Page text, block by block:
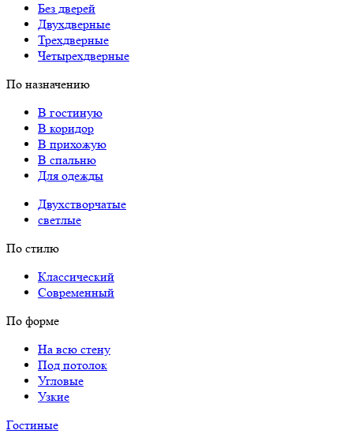
Без дверей
Двухдверные
Трехдверные
Четырехдверные
По назначению
В гостиную
В коридор
В прихожую
В спальню
Для одежды
Двухстворчатые
светлые
По стилю
Классический
Современный
По форме
На всю стену
Под потолок
Угловые
Узкие
Гостиные